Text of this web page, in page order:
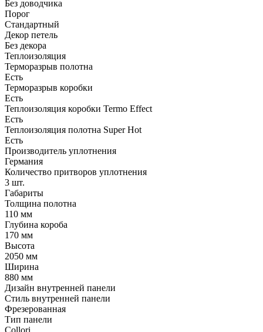
Без доводчика
Порог
Стандартный
Декор петель
Без декора
Теплоизоляция
Терморазрыв полотна
Есть
Терморазрыв коробки
Есть
Теплоизоляция коробки Termo Effect
Есть
Теплоизоляция полотна Super Нot
Есть
Производитель уплотнения
Германия
Количество притворов уплотнения
3 шт.
Габариты
Толщина полотна
110 мм
Глубина короба
170 мм
Высота
2050 мм
Ширина
880 мм
Дизайн внутренней панели
Стиль внутренней панели
Фрезерованная
Тип панели
Collori